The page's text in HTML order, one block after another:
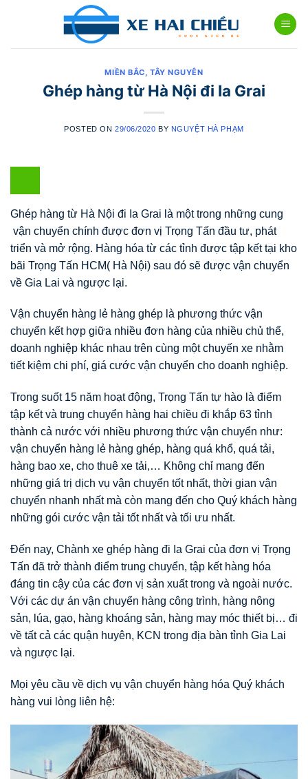
MIỀN BẮC, TÂY NGUYÊN
Ghép hàng từ Hà Nội đi Ia Grai
POSTED ON 29/06/2020 BY NGUYỆT HÀ PHẠM
Ghép hàng từ Hà Nội đi Ia Grai là một trong những cung
vận chuyển chính được đơn vị Trọng Tấn đầu tư, phát
triển và mở rộng. Hàng hóa từ các tỉnh được tập kết tại kho
bãi Trọng Tấn HCM( Hà Nội) sau đó sẽ được vận chuyển
về Gia Lai và ngược lại.
Vận chuyển hàng lẻ hàng ghép là phương thức vận
chuyển kết hợp giữa nhiều đơn hàng của nhiều chủ thể,
doanh nghiệp khác nhau trên cùng một chuyến xe nhằm
tiết kiệm chi phí, giá cước vận chuyển cho doanh nghiệp.
Trong suốt 15 năm hoạt động, Trọng Tấn tự hào là điểm
tập kết và trung chuyển hàng hai chiều đi khắp 63 tỉnh
thành cả nước với nhiều phương thức vận chuyển như:
vận chuyển hàng lẻ hàng ghép, hàng quá khổ, quá tải,
hàng bao xe, cho thuê xe tải,… Không chỉ mang đến
những giá trị dịch vụ vận chuyển tốt nhất, thời gian vận
chuyển nhanh nhất mà còn mang đến cho Quý khách hàng
những gói cước vận tải tốt nhất và tối ưu nhất.
Đến nay, Chành xe ghép hàng đi Ia Grai của đơn vị Trọng
Tấn đã trở thành điểm trung chuyển, tập kết hàng hóa
đáng tin cậy của các đơn vị sản xuất trong và ngoài nước.
Với các dự án vận chuyển hàng công trình, hàng nông
sản, lúa, gạo, hàng khoáng sản, hàng may móc thiết bị… đi
về tất cả các quận huyên, KCN trong địa bàn tỉnh Gia Lai
và ngược lại.
Mọi yêu cầu về dịch vụ vận chuyển hàng hóa Quý khách
hàng vui lòng liên hệ: